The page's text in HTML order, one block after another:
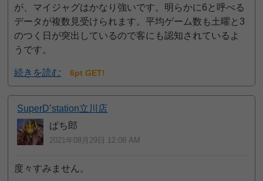
が、マイジャグはかなり強いです。明らかに6と呼べる
データが複数見受けられます。平均ゲーム数も土曜と3
のつく日が突出しているので客にも認知されているよ
うです。
続きを読む 6pt GET!
SuperD’station立川店
ぱち郎
2021年08月29日 12:08 AM
度々すみません。